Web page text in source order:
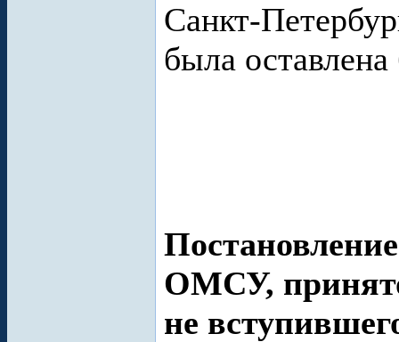
Санкт-
была оставлена
ОМСУ,
не